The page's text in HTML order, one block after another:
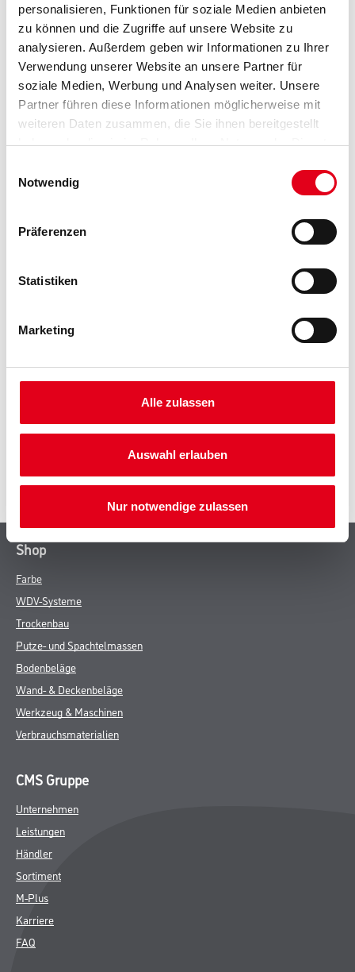
personalisieren, Funktionen für soziale Medien anbieten
zu können und die Zugriffe auf unsere Website zu
analysieren. Außerdem geben wir Informationen zu Ihrer
Verwendung unserer Website an unsere Partner für
soziale Medien, Werbung und Analysen weiter. Unsere
Partner führen diese Informationen möglicherweise mit
weiteren Daten zusammen, die Sie ihnen bereitgestellt
haben oder die sie im Rahmen Ihrer Nutzung der Dienste
Notwendig
Präferenzen
Statistiken
Marketing
Alle zulassen
Auswahl erlauben
Nur notwendige zulassen
Gebinde
Umrechnungsfaktoren
GEFAHRENHINWEISE
SPEZIFIKATIONEN
Shop
Farbe
WDV-Systeme
Trockenbau
Putze- und Spachtelmassen
Bodenbeläge
Wand- & Deckenbeläge
Werkzeug & Maschinen
Verbrauchsmaterialien
CMS Gruppe
Unternehmen
Leistungen
Händler
Sortiment
M-Plus
Karriere
FAQ